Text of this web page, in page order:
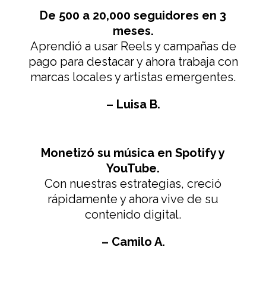
De 500 a 20,000 seguidores en 3
meses.
Aprendió a usar Reels y campañas de
pago para destacar y ahora trabaja con
marcas locales y artistas emergentes.
– Luisa B.
Monetizó su música en Spotify y
YouTube.
Con nuestras estrategias, creció
rápidamente y ahora vive de su
contenido digital.
– Camilo A.